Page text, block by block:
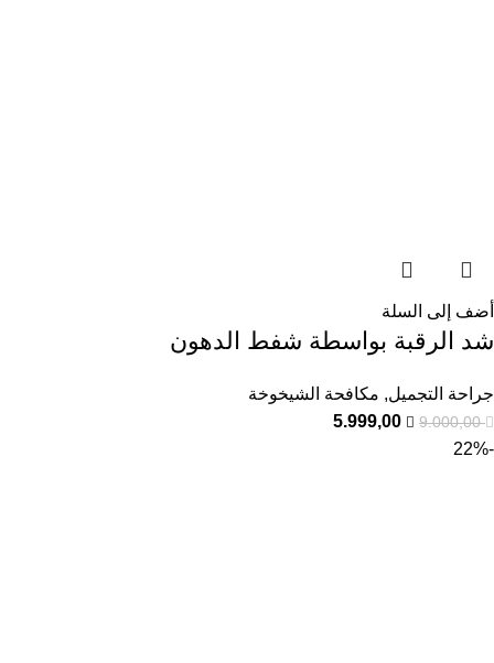
أضف إلى السلة
شد الرقبة بواسطة شفط الدهون
جراحة التجميل, مكافحة الشيخوخة
9.000,00
5.999,00
-22%